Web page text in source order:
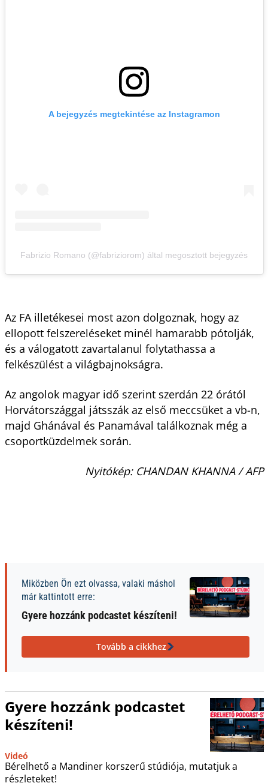
A bejegyzés megtekintése az Instagramon
Fabrizio Romano (@fabriziorom) által megosztott bejegyzés
Az FA illetékesei most azon dolgoznak, hogy az
ellopott felszereléseket minél hamarabb pótolják,
és a válogatott zavartalanul folytathassa a
felkészülést a világbajnokságra.
Az angolok magyar idő szerint szerdán 22 órától
Horvátországgal játsszák az első meccsüket a vb-n,
majd Ghánával és Panamával találkoznak még a
csoportküzdelmek során.
Nyitókép: CHANDAN KHANNA / AFP
Miközben Ön ezt olvassa, valaki máshol
már kattintott erre:
Gyere hozzánk podcastet készíteni!
Tovább a cikkhez
Gyere hozzánk podcastet
készíteni!
Videó
Bérelhető a Mandiner korszerű stúdiója, mutatjuk a
részleteket!